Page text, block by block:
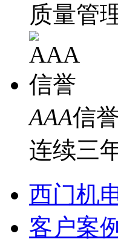
质量管
AAA信
连续三
西门机
客户案例